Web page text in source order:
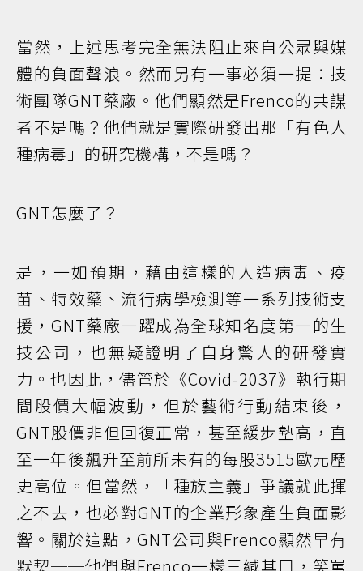
當然，上述思考完全無法阻止來自公眾與媒
體的負面聲浪。然而另有一事必須一提：技
術團隊GNT藥廠。他們顯然是Frenco的共謀
者不是嗎？他們就是實際研發出那「有色人
種病毒」的研究機構，不是嗎？
GNT怎麼了？
是，一如預期，藉由這樣的人造病毒、疫
苗、特效藥、流行病學檢測等一系列技術支
援，GNT藥廠一躍成為全球知名度第一的生
技公司，也無疑證明了自身驚人的研發實
力。也因此，儘管於《Covid-2037》執行期
間股價大幅波動，但於藝術行動結束後，
GNT股價非但回復正常，甚至緩步墊高，直
至一年後飆升至前所未有的每股3515歐元歷
史高位。但當然，「種族主義」爭議就此揮
之不去，也必對GNT的企業形象產生負面影
響。關於這點，GNT公司與Frenco顯然早有
默契──他們與Frenco一樣三緘其口，笑罵